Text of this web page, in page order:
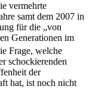
vermehrte
samt dem 2007 in
für die „von
Generationen im
Frage, welche
schockierenden
der
hat, ist noch nicht